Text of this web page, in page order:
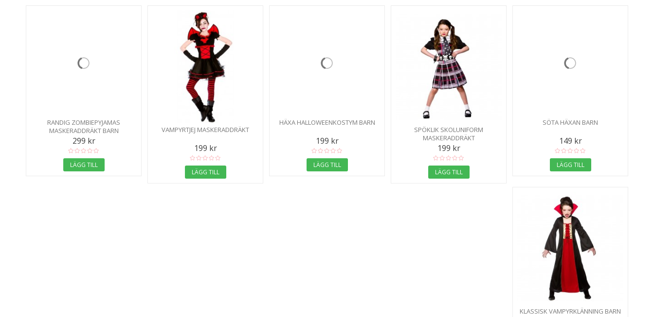
RANDIG ZOMBIEPYJAMAS
MASKERADDRÄKT BARN
299 kr
LÄGG TILL
VAMPYRTJEJ MASKERADDRÄKT
199 kr
LÄGG TILL
HÄXA HALLOWEENKOSTYM BARN
199 kr
LÄGG TILL
SPÖKLIK SKOLUNIFORM
MASKERADDRÄKT
199 kr
LÄGG TILL
SÖTA HÄXAN BARN
149 kr
LÄGG TILL
KLASSISK VAMPYRKLÄNNING BARN